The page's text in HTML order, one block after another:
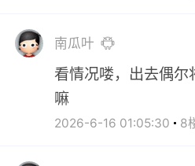
南瓜叶
看情况喽，出去偶
嘛
2026-6-16 01:05:30 8